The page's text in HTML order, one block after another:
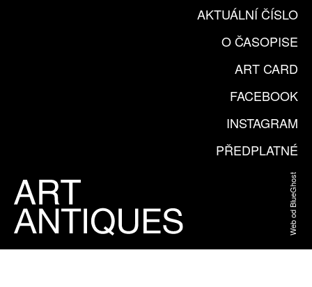
AKTUÁLNÍ ČÍSLO
O ČASOPISE
ART CARD
FACEBOOK
INSTAGRAM
PŘEDPLATNÉ
Web od BlueGhost